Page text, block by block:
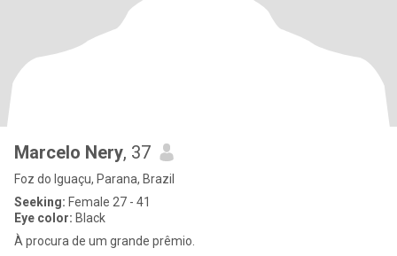
Marcelo Nery, 37
Foz do Iguaçu, Parana, Brazil
Seeking: Female 27 - 41
Eye color: Black
À procura de um grande prêmio.